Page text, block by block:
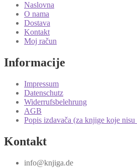
Naslovna
O nama
Dostava
Kontakt
Moj račun
Informacije
Impressum
Datenschutz
Widerrufsbelehrung
AGB
Popis izdavača (za knjige koje
Kontakt
info@knjiga.de